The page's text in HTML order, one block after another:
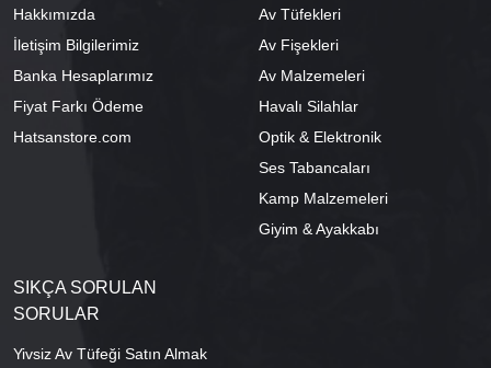
Hakkımızda
İletişim Bilgilerimiz
Banka Hesaplarımız
Fiyat Farkı Ödeme
Hatsanstore.com
Av Tüfekleri
Av Fişekleri
Av Malzemeleri
Havalı Silahlar
Optik & Elektronik
Ses Tabancaları
Kamp Malzemeleri
Giyim & Ayakkabı
SIKÇA SORULAN
SORULAR
Yivsiz Av Tüfeği Satın Almak